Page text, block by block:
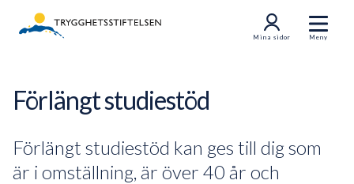
Mina sidor Meny
Förlängt studiestöd
Förlängt studiestöd kan ges till dig som
är i omställning, är över 40 år och